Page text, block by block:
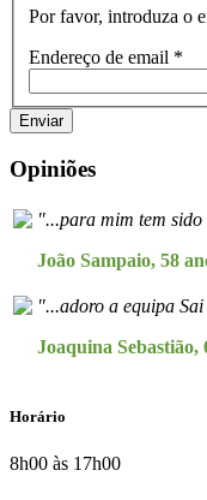
Por favor, introduza o
Endereço de email *
Enviar
Opiniões
"...para mim tem
João Sampaio, 58
"...adoro a equipa
Joaquina Sebastião,
Horário
8h00 às 17h00